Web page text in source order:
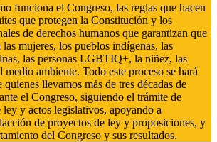
funciona el Congreso, las reglas que hacen
que protegen la Constitución y los
de derechos humanos que garantizan que
mujeres, los pueblos indígenas, las
las personas LGBTIQ+, la niñez, las
medio ambiente. Todo este proceso se hará
llevamos más de tres décadas de
el Congreso, siguiendo el trámite de
y actos legislativos, apoyando a
de proyectos de ley y proposiciones, y
del Congreso y sus resultados.